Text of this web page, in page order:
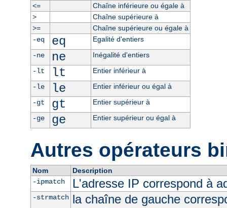
<=
Chaîne inférieure ou égale à
>
Chaîne supérieure à
>=
Chaîne supérieure ou égale à
-eq
eq
Egalité d'entiers
-ne
ne
Inégalité d'entiers
-lt
lt
Entier inférieur à
-le
le
Entier inférieur ou égal à
-gt
gt
Entier supérieur à
-ge
ge Entier supérieur ou égal à
Autres opérateurs
Nom
Description
-ipmatch
L'adresse IP correspond à
-strmatch la chaîne de gauche